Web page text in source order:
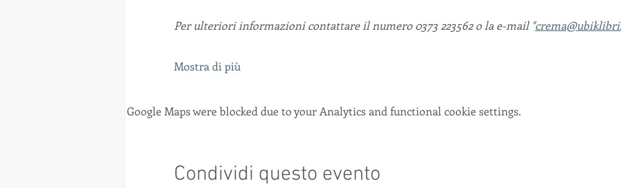
Per ulteriori informazioni contattare il numero 0373 223562 o la e-mail "
Mostra di più
Google Maps were blocked due to your Analytics and functional cookie settings.
Condividi questo evento